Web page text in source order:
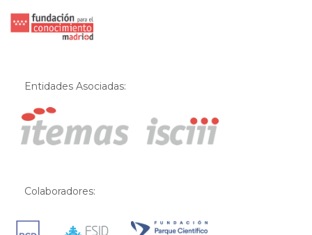
Entidades Asociadas:
Colaboradores: